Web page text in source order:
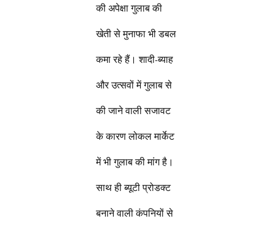
की अपेक्षा गुलाब की
खेती से मुनाफा भी डबल
कमा रहे हैं। शादी-ब्याह
और उत्सवों में गुलाब से
की जाने वाली सजावट
के कारण लोकल मार्केट
में भी गुलाब की मांग है।
साथ ही ब्यूटी प्रोडक्ट
बनाने वाली कंपनियों से